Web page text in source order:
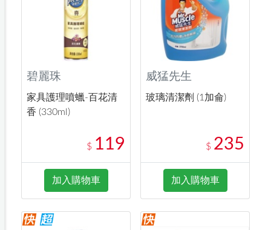
碧麗珠
家具護理噴蠟-百花清
香 (330ml)
$ 119
加入購物車
威猛先生
玻璃清潔劑 (1加侖)
$ 235
加入購物車